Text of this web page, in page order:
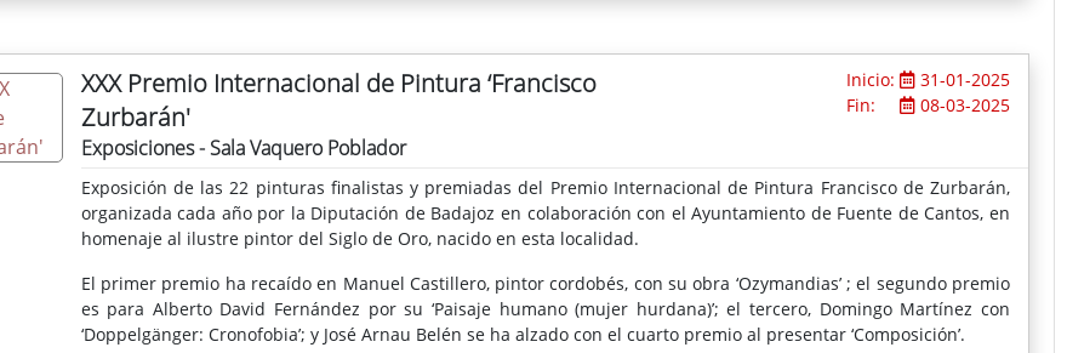
XXX Premio Internacional de Pintura ‘Francisco
Zurbarán'
Inicio:
31-01-2025
Fin:
08-03-2025
Exposiciones - Sala Vaquero Poblador
Exposición de las 22 pinturas finalistas y premiadas del Premio Internacional de Pintura Francisco de Zurbarán,
organizada cada año por la Diputación de Badajoz en colaboración con el Ayuntamiento de Fuente de Cantos, en
homenaje al ilustre pintor del Siglo de Oro, nacido en esta localidad.
El primer premio ha recaído en Manuel Castillero, pintor cordobés, con su obra ‘Ozymandias’ ; el segundo premio
es para Alberto David Fernández por su ‘Paisaje humano (mujer hurdana)’; el tercero, Domingo Martínez con
‘Doppelgänger: Cronofobia’; y José Arnau Belén se ha alzado con el cuarto premio al presentar ‘Composición’.